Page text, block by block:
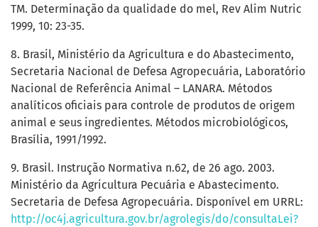
TM. Determinação da qualidade do mel, Rev Alim Nutric
1999, 10: 23-35.
8. Brasil, Ministério da Agricultura e do Abastecimento,
Secretaria Nacional de Defesa Agropecuária, Laboratório
Nacional de Referência Animal – LANARA. Métodos
analíticos oficiais para controle de produtos de origem
animal e seus ingredientes. Métodos microbiológicos,
Brasília, 1991/1992.
9. Brasil. Instrução Normativa n.62, de 26 ago. 2003.
Ministério da Agricultura Pecuária e Abastecimento.
Secretaria de Defesa Agropecuária. Disponível em URRL:
http://oc4j.agricultura.gov.br/agrolegis/do/consultaLei?